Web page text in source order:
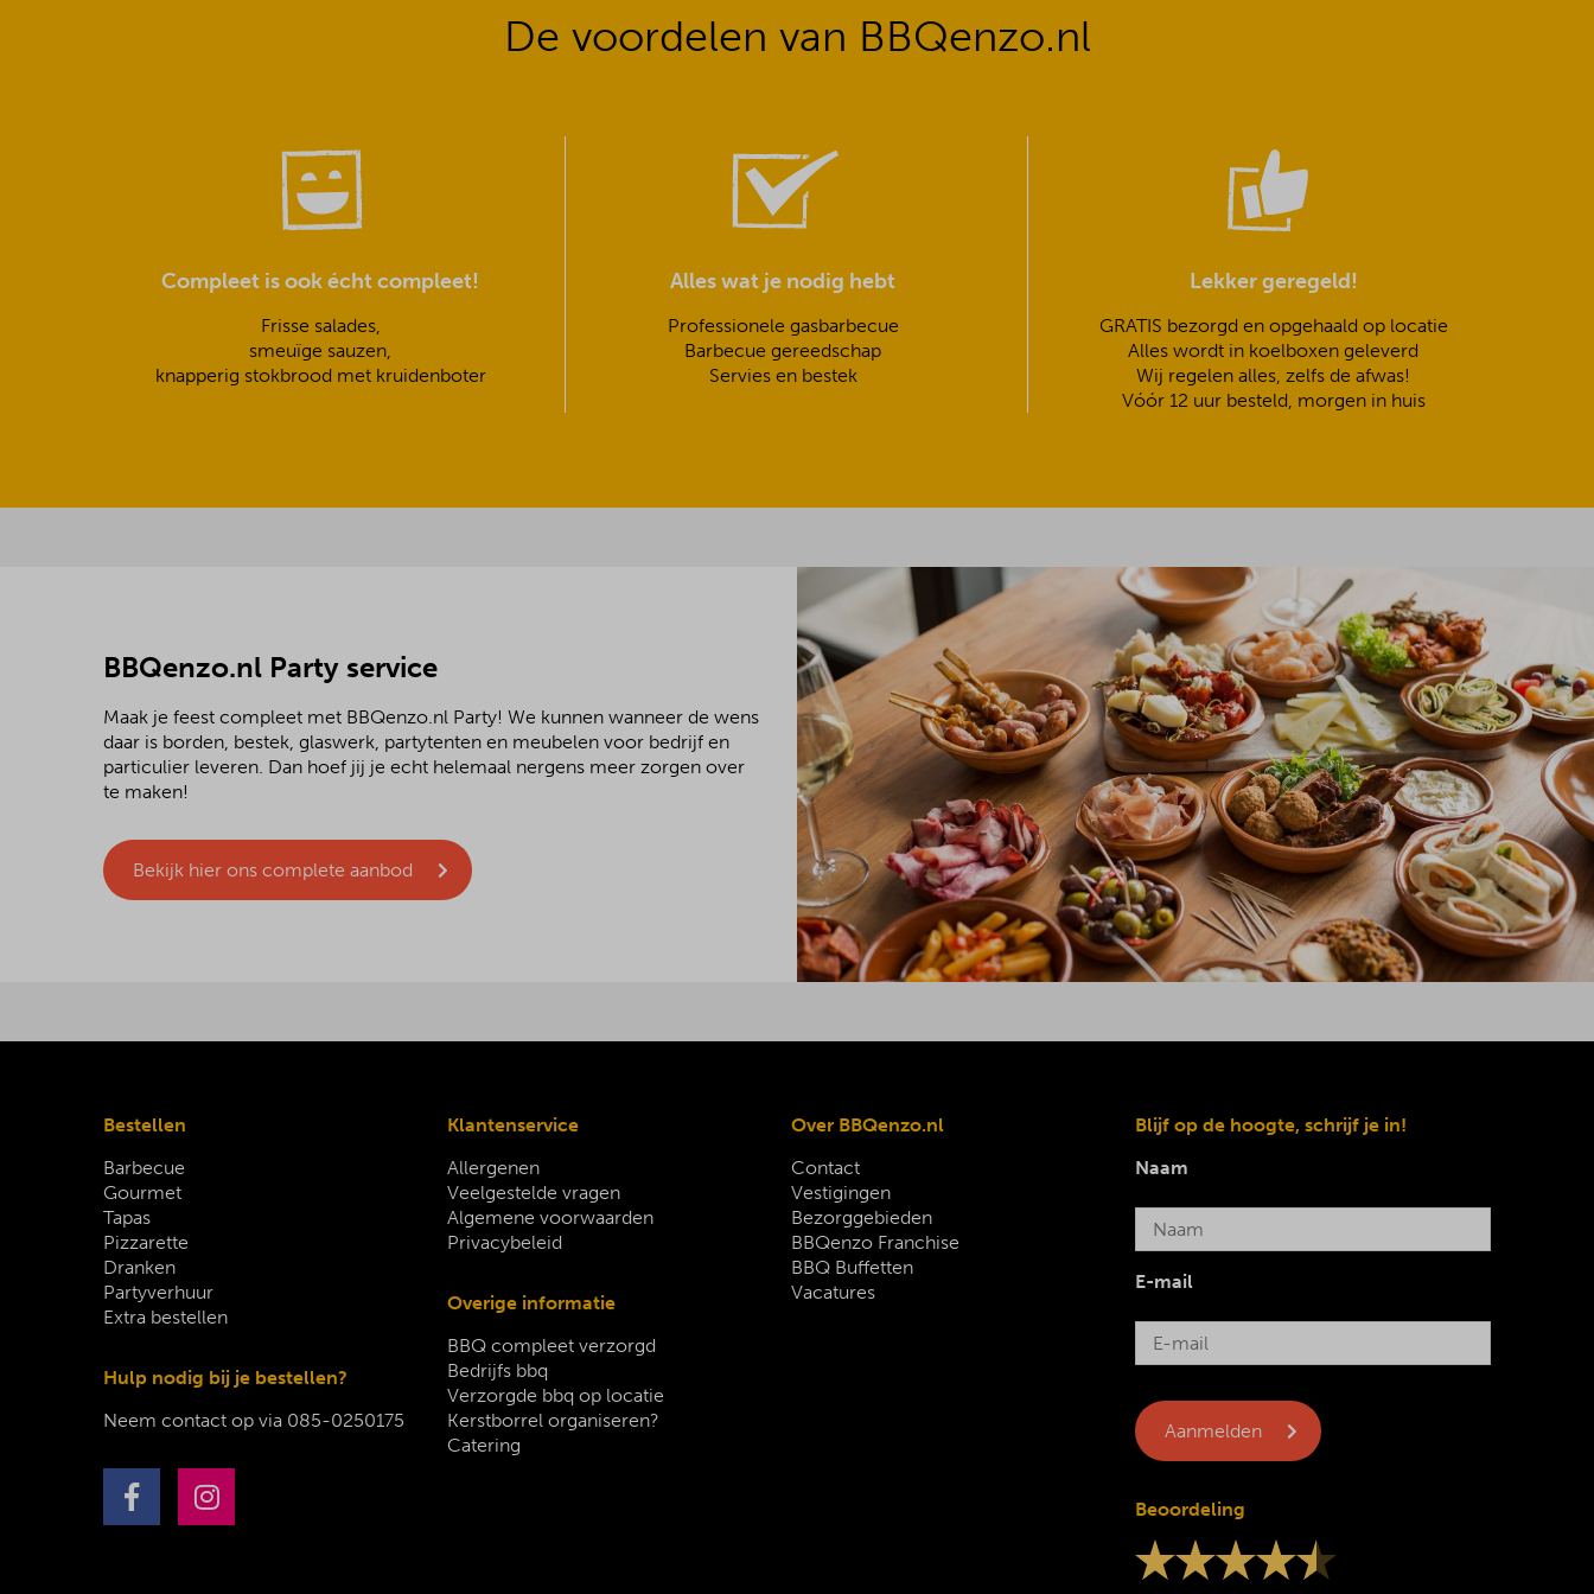
De voordelen van BBQenzo.nl
Compleet is ook écht compleet!
Frisse salades,
smeuïge sauzen,
knapperig stokbrood met kruidenboter
Alles wat je nodig hebt
Professionele gasbarbecue
Barbecue gereedschap
Servies en bestek
Lekker geregeld!
GRATIS bezorgd en opgehaald op locatie
Alles wordt in koelboxen geleverd
Wij regelen alles, zelfs de afwas!
Vóór 12 uur besteld, morgen in huis
BBQenzo.nl Party service
Maak je feest compleet met BBQenzo.nl Party! We kunnen wanneer de wens
daar is borden, bestek, glaswerk, partytenten en meubelen voor bedrijf en
particulier leveren. Dan hoef jij je echt helemaal nergens meer zorgen over
te maken!
Bekijk hier ons complete aanbod
Bestellen
Barbecue
Gourmet
Tapas
Pizzarette
Dranken
Partyverhuur
Extra bestellen
Hulp nodig bij je bestellen?
Neem contact op via 085-0250175
Klantenservice
Allergenen
Veelgestelde vragen
Algemene voorwaarden
Privacybeleid
Overige informatie
BBQ compleet verzorgd
Bedrijfs bbq
Verzorgde bbq op locatie
Kerstborrel organiseren?
Catering
Over BBQenzo.nl
Contact
Vestigingen
Bezorggebieden
BBQenzo Franchise
BBQ Buffetten
Vacatures
Blijf op de hoogte, schrijf je in!
Naam
E-mail
Beoordeling